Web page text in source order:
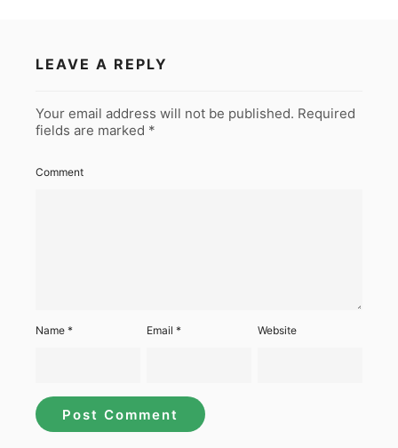
LEAVE A REPLY
Your email address will not be published. Required
fields are marked *
Comment
Name * Email* Website